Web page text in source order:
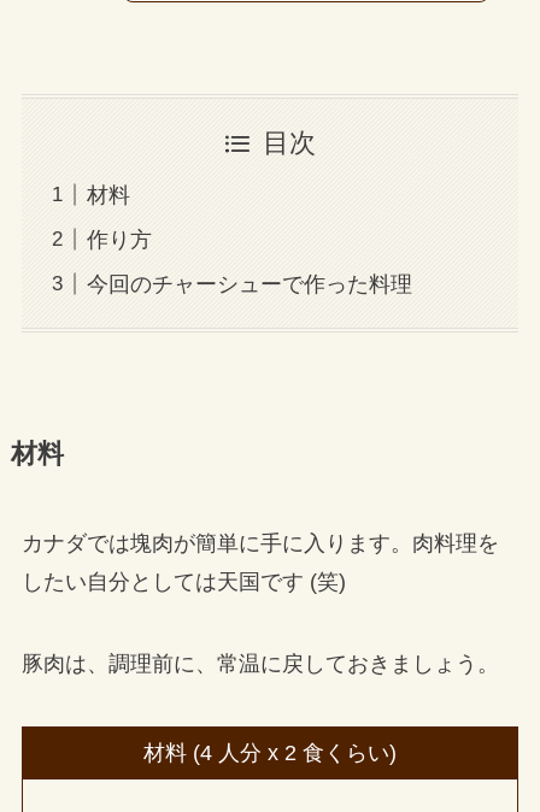
目次
材料
作り方
今回のチャーシューで作った料理
材料
カナダでは塊肉が簡単に手に入ります。肉料理を
したい自分としては天国です (笑)
豚肉は、調理前に、常温に戻しておきましょう。
材料 (4 人分 x 2 食くらい)